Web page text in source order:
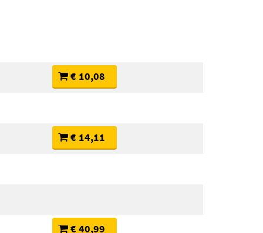
€ 10,08
€ 14,11
€ 40,99